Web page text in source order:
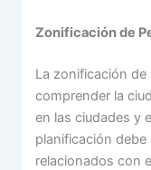
Zonificación de
La zonificación de
comprender la
en las ciudades y
planificación
relacionados con